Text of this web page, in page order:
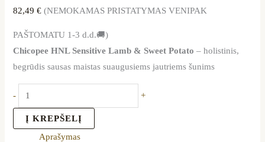
82,49€ (NEMOKAMAS PRISTATYMAS VENIPAK
PAŠTOMATU 1-3 d.d.🚚)
Chicopee HNL Sensitive Lamb & Sweet Potato – holistinis,
begrūdis sausas maistas suaugusiems jautriems šunims
- +
Į KREPŠELĮ
Aprašymas